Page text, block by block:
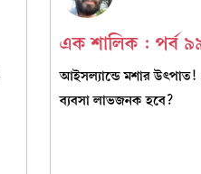
এক শালিক : পর্ব
আইসল্যান্ডে মশার উৎপাত!
ব্যবসা লাভজনক হবে?